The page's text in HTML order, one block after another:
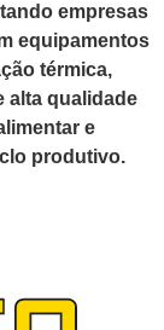
empresas
equipamentos
térmica,
alta qualidade
e
produtivo.